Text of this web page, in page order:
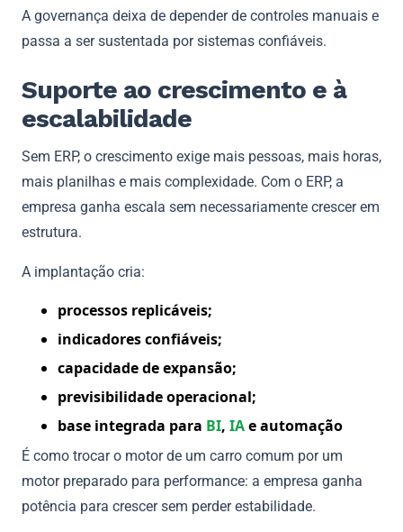
A governança deixa de depender de controles manuais e
passa a ser sustentada por sistemas confiáveis.
Suporte ao crescimento e à
escalabilidade
Sem ERP, o crescimento exige mais pessoas, mais horas,
mais planilhas e mais complexidade. Com o ERP, a
empresa ganha escala sem necessariamente crescer em
estrutura.
A implantação cria:
processos replicáveis;
indicadores confiáveis;
capacidade de expansão;
previsibilidade operacional;
base integrada para BI, IAe automação
É como trocar o motor de um carro comum por um
motor preparado para performance: a empresa ganha
potência para crescer sem perder estabilidade.